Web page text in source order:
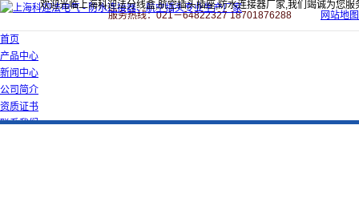
欢迎光临上海科迎法分线盒,航空插头插座,防水连接器厂家,我们竭诚为您服
服务热线：021－64822327 18701876288
网站地图
首页
产品中心
新闻中心
公司简介
资质证书
联系我们